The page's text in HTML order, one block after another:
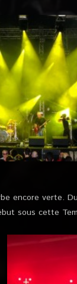
encore verte.
sous cette